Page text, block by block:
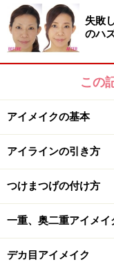
失敗
のハ
この
アイメイクの基本
アイラインの引き方
つけまつげの付け方
一重、奥二重アイメイ
デカ目アイメイク